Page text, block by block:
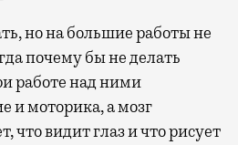
но на большие работы не
почему бы не делать
работе над ними
и моторика, а мозг
что видит глаз и что рисует